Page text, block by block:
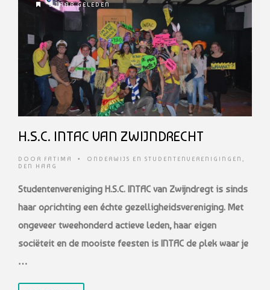
5 JAAR GELEDEN
H.S.C. INTAC VAN ZWIJNDRECHT
DOOR FATIMA • ONDERWIJS EN STUDENTENVERENIGINGEN ,
DEN HAAG
Studentenvereniging H.S.C. INTAC van Zwijndregt is sinds
haar oprichting een échte gezelligheidsvereniging. Met
ongeveer tweehonderd actieve leden, haar eigen
sociëteit en de mooiste feesten is INTAC de plek waar je
…